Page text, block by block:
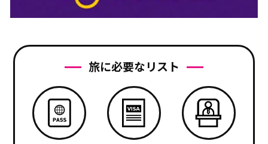
旅に必要なリスト